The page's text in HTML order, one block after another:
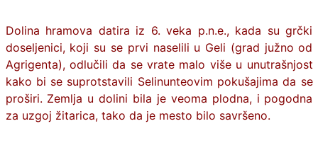
Dolina hramova datira iz 6. veka p.n.e., kada su grčki
doseljenici, koji su se prvi naselili u Geli (grad južno od
Agrigenta), odlučili da se vrate malo više u unutrašnjost
kako bi se suprotstavili Selinunteovim pokušajima da se
proširi. Zemlja u dolini bila je veoma plodna, i pogodna
za uzgoj žitarica, tako da je mesto bilo savršeno.